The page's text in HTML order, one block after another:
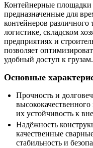
Контейнерные
предназначенные для
контейнеров
логистике, складском
предприятиях и
позволяет
удобный доступ к грузам.
Основные
Прочность и
их устойчивость к
Надёжность
качественные
стабильность и